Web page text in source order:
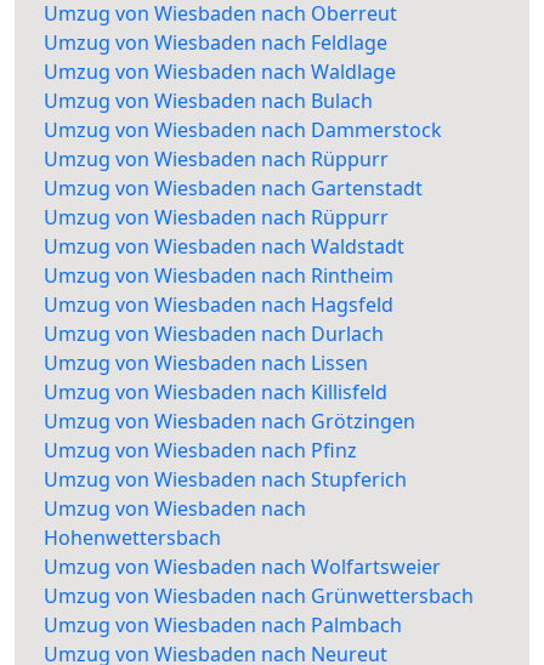
Umzug von Wiesbaden nach Oberreut
Umzug von Wiesbaden nach Feldlage
Umzug von Wiesbaden nach Waldlage
Umzug von Wiesbaden nach Bulach
Umzug von Wiesbaden nach Dammerstock
Umzug von Wiesbaden nach Rüppurr
Umzug von Wiesbaden nach Gartenstadt
Umzug von Wiesbaden nach Rüppurr
Umzug von Wiesbaden nach Waldstadt
Umzug von Wiesbaden nach Rintheim
Umzug von Wiesbaden nach Hagsfeld
Umzug von Wiesbaden nach Durlach
Umzug von Wiesbaden nach Lissen
Umzug von Wiesbaden nach Killisfeld
Umzug von Wiesbaden nach Grötzingen
Umzug von Wiesbaden nach Pfinz
Umzug von Wiesbaden nach Stupferich
Umzug von Wiesbaden nach
Hohenwettersbach
Umzug von Wiesbaden nach Wolfartsweier
Umzug von Wiesbaden nach Grünwettersbach
Umzug von Wiesbaden nach Palmbach
Umzug von Wiesbaden nach Neureut